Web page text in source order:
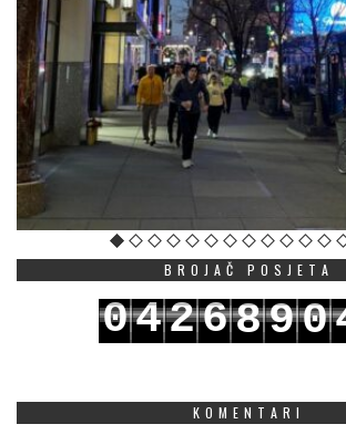
BROJAČ POSJETA
0426890
KOMENTARI